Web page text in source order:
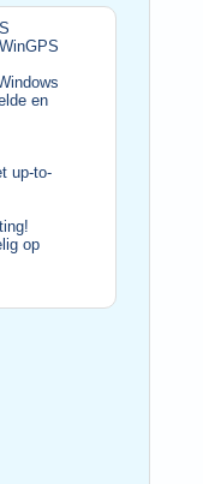
en
up-to-
op